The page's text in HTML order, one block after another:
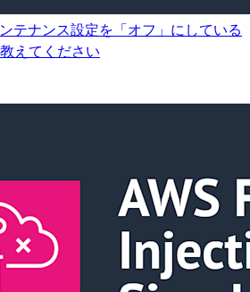
テナンス設定を「オフ」にしている
えてください